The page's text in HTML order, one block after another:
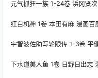
元气抓狂一族 1-24卷 浜冈贤
红白机神 1卷 本田有麻 漫画百
宇智波佐助写轮眼传 1-3卷 平
下水道美人鱼 1卷 日野日出志